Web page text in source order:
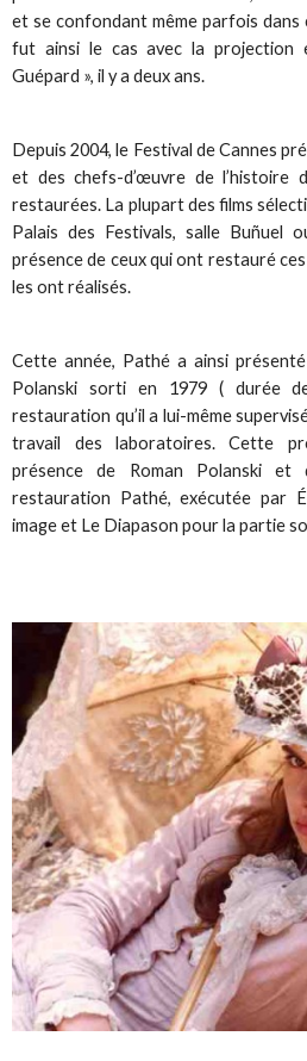
et se confondant même parfois dans
fut ainsi le cas avec la projection
Guépard », il y a deux ans.
Depuis 2004, le Festival de Cannes
et des chefs-d’œuvre de l’histoire
restaurées. La plupart des films
Palais des Festivals, salle Buñuel
présence de ceux qui ont restauré
les ont réalisés.
Cette année, Pathé a ainsi
Polanski sorti en 1979 ( durée
restauration qu’il a lui-même
travail des laboratoires. Cette
présence de Roman Polanski et
restauration Pathé, exécutée par
image et Le Diapason pour la partie